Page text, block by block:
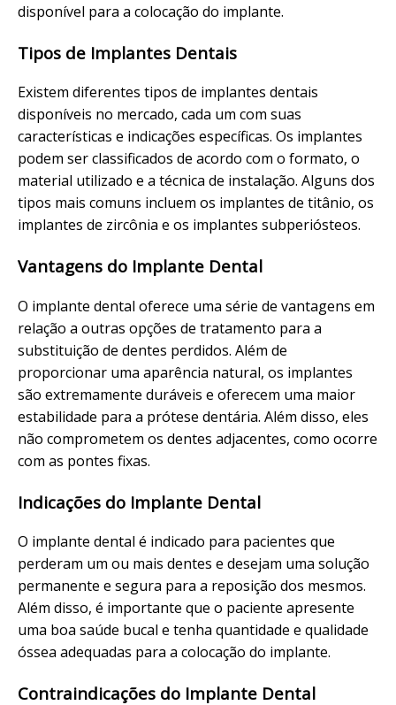
disponível para a colocação do implante.
Tipos de Implantes Dentais
Existem diferentes tipos de implantes dentais
disponíveis no mercado, cada um com suas
características e indicações específicas. Os implantes
podem ser classificados de acordo com o formato, o
material utilizado e a técnica de instalação. Alguns dos
tipos mais comuns incluem os implantes de titânio, os
implantes de zircônia e os implantes subperiósteos.
Vantagens do Implante Dental
O implante dental oferece uma série de vantagens em
relação a outras opções de tratamento para a
substituição de dentes perdidos. Além de
proporcionar uma aparência natural, os implantes
são extremamente duráveis e oferecem uma maior
estabilidade para a prótese dentária. Além disso, eles
não comprometem os dentes adjacentes, como ocorre
com as pontes fixas.
Indicações do Implante Dental
O implante dental é indicado para pacientes que
perderam um ou mais dentes e desejam uma solução
permanente e segura para a reposição dos mesmos.
Além disso, é importante que o paciente apresente
uma boa saúde bucal e tenha quantidade e qualidade
óssea adequadas para a colocação do implante.
Contraindicações do Implante Dental